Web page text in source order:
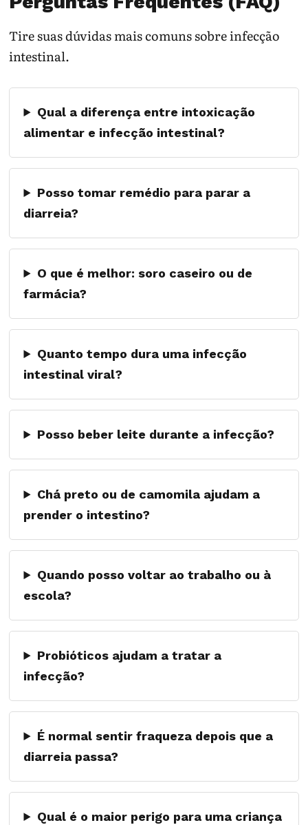
Tire suas dúvidas mais comuns sobre infecção
intestinal.
Qual a diferença entre intoxicação
alimentar e infecção intestinal?
Posso tomar remédio para parar a
diarreia?
O que é melhor: soro caseiro ou de
farmácia?
Quanto tempo dura uma infecção
intestinal viral?
Posso beber leite durante a infecção?
Chá preto ou de camomila ajudam a
prender o intestino?
Quando posso voltar ao trabalho ou à
escola?
Probióticos ajudam a tratar a
infecção?
É normal sentir fraqueza depois que a
diarreia passa?
Qual é o maior perigo para uma criança